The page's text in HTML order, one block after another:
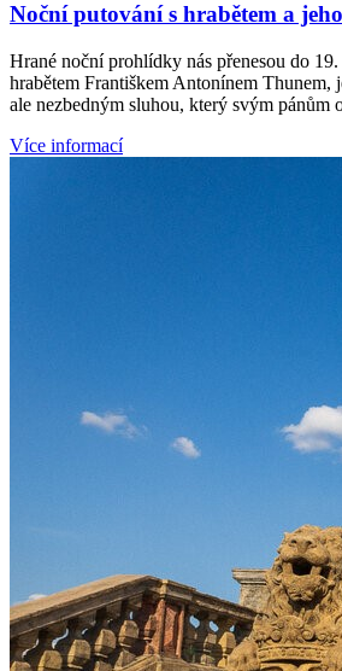
Noční putování s hrabětem a
Hrané noční prohlídky nás přenesou do 19.
hrabětem Františkem Antonínem Thunem,
ale nezbedným sluhou, který svým pánům
Více informací